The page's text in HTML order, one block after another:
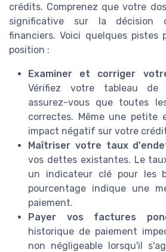
crédits. Comprenez que votre
significative sur la décision
financiers. Voici quelques pistes
position :
Examiner et corriger
Vérifiez votre tableau de
assurez-vous que toutes
correctes. Même une petite
impact négatif sur votre
Maîtriser votre taux
vos dettes existantes. Le
un indicateur clé pour les
pourcentage indique une
paiement.
Payer vos factures
historique de paiement
non négligeable lorsqu'il